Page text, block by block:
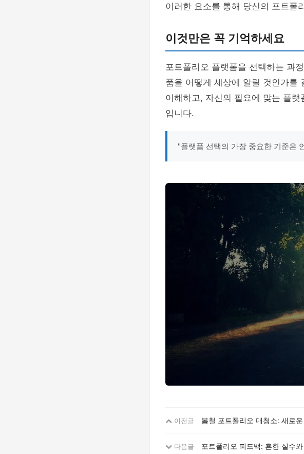
이러한 요소를 통해 당신의 포트폴
이것만은 꼭 기억하세요
포트폴리오 플랫폼을 선택하는 과
품을 어떻게 세상에 알릴 것인가를
이해하고, 자신의 필요에 맞는 플
입니다.
"플랫폼 선택의 가장 중요한 기준은
이전글 봄철 포트폴리오 대청소: 새로
다음글 포트폴리오 피드백: 흔한 실수